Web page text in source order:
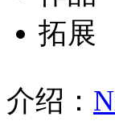
拓展
介绍：